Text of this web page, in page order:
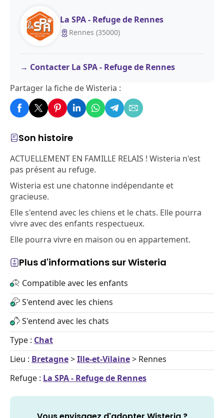
Son histoire
ACTUELLEMENT EN FAMILLE RELAIS ! Wisteria n'est
pas présent au refuge.
Wisteria est une chatonne indépendante et
gracieuse.
Elle s'entend avec les chiens et le chats. Elle pourra
vivre avec des enfants respectueux.
Elle pourra vivre en maison ou en appartement.
Plus d'informations sur Wisteria
Compatible avec les enfants
S'entend avec les chiens
S'entend avec les chats
Type : Chat
Lieu : Bretagne>Ille-et-Vilaine> Rennes
Refuge : La SPA - Refuge de Rennes
La SPA - Refuge de Rennes
Rennes (35000)
Contacter La SPA - Refuge de Rennes
Partager la fiche de Wisteria :